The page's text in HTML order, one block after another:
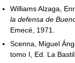
Williams Alzaga,
la defensa de
Emecé, 1971.
Scenna, Miguel
tomo I, Ed. La